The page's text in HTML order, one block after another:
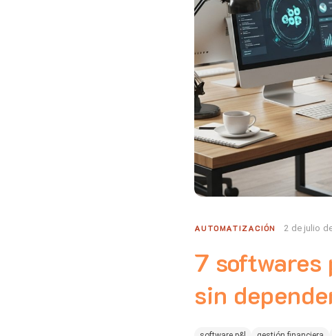
AUTOMATIZACIÓN 2 de julio
7 softwares
sin